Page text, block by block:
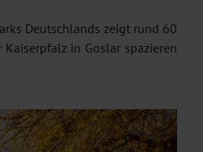
Deutschlands zeigt rund 60
in Goslar spazieren